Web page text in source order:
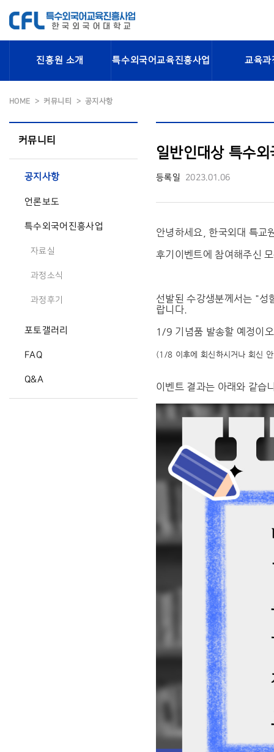
진흥원 소개 특수외국어교육진흥사업 교육과
HOME 커뮤니티 공지사항
커뮤니티
공지사항
언론보도
특수외국어진흥사업
자료실
과정소식
과정후기
포토갤러리
FAQ
Q&A
일반인대상 특수
등록일 2023.01.06
안녕하세요, 한국외대 특교
후기이벤트에 참여해주신
선발된 수강생분께서는 "
랍니다.
1/9 기념품 발송할 예정이
(1/8 이후에 회신하시거나 회신
이벤트 결과는 아래와 같습